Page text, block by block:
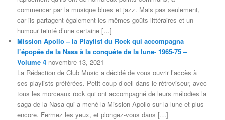
commencer par la musique blues et jazz. Mais pas seulement,
car ils partagent également les mêmes goûts littéraires et un
humour teinté d’une certaine […]
Mission Apollo – la Playlist du Rock qui accompagna
l’épopée de la Nasa à la conquête de la lune- 1965-75 –
Volume 4 novembre 13, 2021
La Rédaction de Club Music a décidé de vous ouvrir l’accès à
ses playlists préférées. Petit coup d’oeil dans le rétroviseur, avec
tous les morceaux rock qui ont accompagné de leurs mélodies la
saga de la Nasa qui a mené la Mission Apollo sur la lune et plus
encore. Fermez les yeux, et plongez-vous dans […]